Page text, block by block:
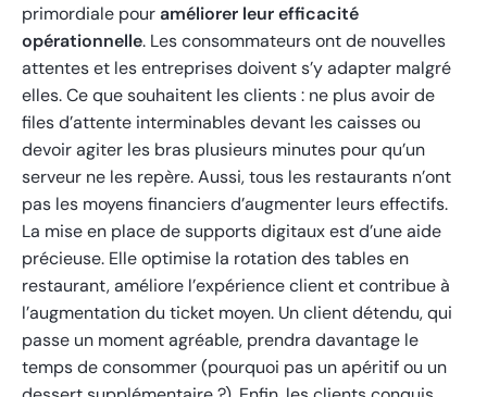
primordiale pouraméliorer leur efficacité
opérationnelle. Les consommateurs ont de nouvelles
attentes et les entreprises doivent s’y adapter malgré
elles. Ce que souhaitent les clients : ne plus avoir de
files d’attente interminables devant les caisses ou
devoir agiter les bras plusieurs minutes pour qu’un
serveur ne les repère. Aussi, tous les restaurants n’ont
pas les moyens financiers d’augmenter leurs effectifs.
La mise en place de supports digitaux est d’une aide
précieuse. Elle optimise la rotation des tables en
restaurant, améliore l’expérience client et contribue à
l’augmentation du ticket moyen. Un client détendu, qui
passe un moment agréable, prendra davantage le
temps de consommer (pourquoi pas un apéritif ou un